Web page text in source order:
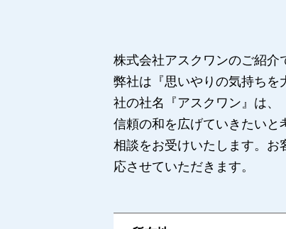
株式会社アスクワンのご紹介
弊社は『思いやりの気持ちを
社の社名『アスクワン』は、
信頼の和を広げていきたいと
相談をお受けいたします。お
応させていただきます。